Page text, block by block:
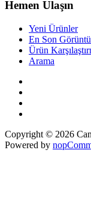
Hemen Ulaşın
Yeni Ürünler
En Son
Ürün
Arama
Copyright © 2026
Powered by